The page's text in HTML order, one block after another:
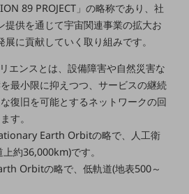
89 PROJECT」の略称であり、社
提供を通じて宇宙関連事業の拡大お
に貢献していく取り組みです。
エンスとは、設備障害や自然災害な
最小限に抑えつつ、サービスの継続
復旧を可能とするネットワークの回
す。
Earth Orbitの略で、人工衛
約36,000km)です。
Orbitの略で、低軌道(地表500～